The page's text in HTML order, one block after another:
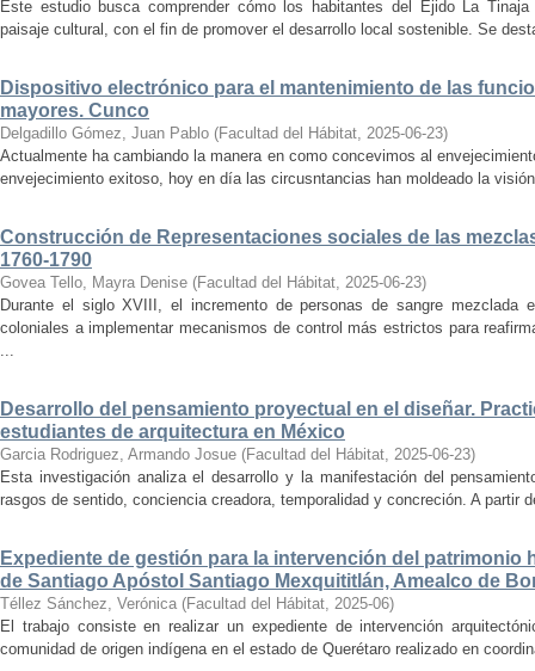
Este estudio busca comprender cómo los habitantes del Ejido La
paisaje cultural, con el fin de promover el desarrollo local sostenible. Se
Dispositivo electrónico para el mantenimiento de las
mayores. Cunco
Delgadillo Gómez, Juan Pablo (Facultad del Hábitat, 2025-06-23)
Actualmente ha cambiando la manera en como concevimos al
envejecimiento exitoso, hoy en día las circusntancias han moldeado la
Construcción de Representaciones sociales de las
1760-1790
Govea Tello, Mayra Denise (Facultad del Hábitat, 2025-06-23)
Durante el siglo XVIII, el incremento de personas de sangre
coloniales a implementar mecanismos de control más estrictos para
...
Desarrollo del pensamiento proyectual en el diseñar.
estudiantes de arquitectura en México
Garcia Rodriguez, Armando Josue (Facultad del Hábitat, 2025-06-23)
Esta investigación analiza el desarrollo y la manifestación del
rasgos de sentido, conciencia creadora, temporalidad y concreción. A partir
Expediente de gestión para la intervención del patrimonio
de Santiago Apóstol Santiago Mexquititlán, Amealco de
Téllez Sánchez, Verónica (Facultad del Hábitat, 2025-06)
El trabajo consiste en realizar un expediente de intervención
comunidad de origen indígena en el estado de Querétaro realizado en